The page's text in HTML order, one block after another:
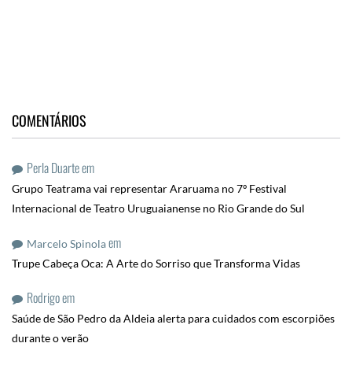
COMENTÁRIOS
Perla Duarteem
Grupo Teatrama vai representar Araruama no 7º Festival
Internacional de Teatro Uruguaianense no Rio Grande do Sul
Marcelo Spinolaem
Trupe Cabeça Oca: A Arte do Sorriso que Transforma Vidas
Rodrigoem
Saúde de São Pedro da Aldeia alerta para cuidados com escorpiões
durante o verão